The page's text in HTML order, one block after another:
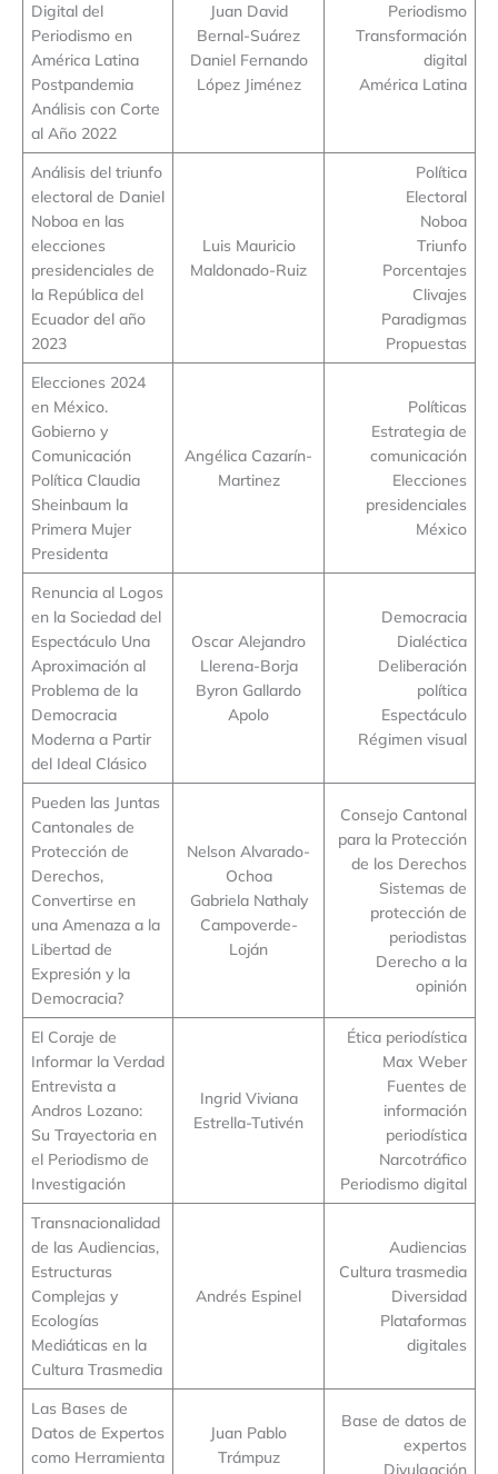
Digital del
Periodismo en
América Latina
Postpandemia
Análisis con Corte
al Año 2022
Juan David
Bernal-Suárez
Daniel Fernando
López Jiménez
Periodismo
Transformación
digital
América Latina
Análisis del triunfo
electoral de Daniel
Noboa en las
elecciones
presidenciales de
la República del
Ecuador del año
2023
Luis Mauricio
Maldonado-Ruiz
Política
Electoral
Noboa
Triunfo
Porcentajes
Clivajes
Paradigmas
Propuestas
Elecciones 2024
en México.
Gobierno y
Comunicación
Política Claudia
Sheinbaum la
Primera Mujer
Presidenta
Angélica Cazarín-
Martinez
Políticas
Estrategia de
comunicación
Elecciones
presidenciales
México
Renuncia al Logos
en la Sociedad del
Espectáculo Una
Aproximación al
Problema de la
Democracia
Moderna a Partir
del Ideal Clásico
Oscar Alejandro
Llerena-Borja
Byron Gallardo
Apolo
Democracia
Dialéctica
Deliberación
política
Espectáculo
Régimen visual
Pueden las Juntas
Cantonales de
Protección de
Derechos,
Convertirse en
una Amenaza a la
Libertad de
Expresión y la
Democracia?
Nelson Alvarado-
Ochoa
Gabriela Nathaly
Campoverde-
Loján
Consejo Cantonal
para la Protección
de los Derechos
Sistemas de
protección de
periodistas
Derecho a la
opinión
El Coraje de
Informar la Verdad
Entrevista a
Andros Lozano:
Su Trayectoria en
el Periodismo de
Investigación
Ingrid Viviana
Estrella-Tutivén
Ética periodística
Max Weber
Fuentes de
información
periodística
Narcotráfico
Periodismo digital
Transnacionalidad
de las Audiencias,
Estructuras
Complejas y
Ecologías
Mediáticas en la
Cultura Trasmedia
Andrés Espinel
Audiencias
Cultura trasmedia
Diversidad
Plataformas
digitales
Las Bases de
Datos de Expertos
como Herramienta
Juan Pablo
Trámpuz
Base de datos de
expertos
Divulgación